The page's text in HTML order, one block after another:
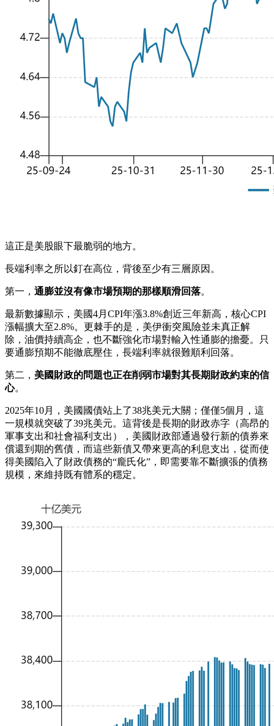
這正是美股眼下最脆弱的地方。
長端利率之所以釘在高位，背後至少有三層原因。
第一， 通膨並沒有像市場預期的那樣順滑回落。
最新數據顯示，美國4月CPI年漲3.8%創近三年新高，核心CPI
漲幅擴大至2.8%。更棘手的是，美伊衝突風險並未真正解
除，油價持續高企，也不斷強化市場對輸入性通膨的擔憂。只
要通膨預期不能徹底壓住，長端利率就很難順利回落。
第二， 美國財政的問題也正在削弱市場對其長期財政約束的信
心。
2025年10月，美國國債站上了38兆美元大關；僅僅5個月，這
一規模就突破了39兆美元。這背後是長期的財政赤字（高昂的
軍事支出和社會福利支出），美國財政部通過發行新的債券來
償還到期的舊債，而這些新債又帶來更高的利息支出，從而使
得美國陷入了財政債務的“龐氏化”，即需要靠不斷擴張的債務
規模，來維持既有體系的穩定。